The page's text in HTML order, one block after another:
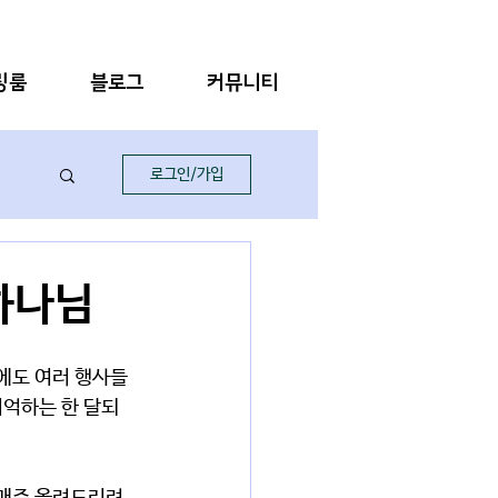
룸 블로그 커뮤니티
로그인/가입
님
도 여러 행사들
하는 한 달되